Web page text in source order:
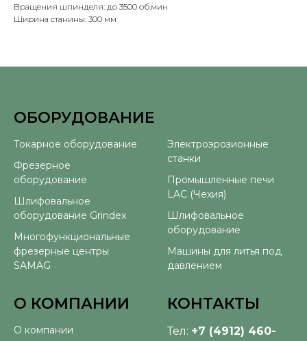
Вращения шпинделя: до 3500 об.мин
Ширина станины: 300 мм
ОБОРУДОВАНИЕ
Токарное оборудование
Фрезерное
оборудование
Шлифовальное
оборудование Grindex
Многофункциональные
фрезерные центры
SAMAG
Электроэрозионные
станки
Промышленные печи
LAC (Чехия)
Шлифовальное
оборудование
Машины для литья под
давлением
О КОМПАНИИ
О компании
КОНТАКТЫ
Тел: +7 (4912) 460-